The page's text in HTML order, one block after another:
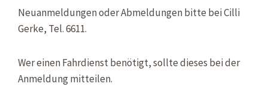
Neuanmeldungen oder Abmeldungen bitte bei Cilli
Gerke, Tel. 6611.
Wer einen Fahrdienst benötigt, sollte dieses bei der
Anmeldung mitteilen.